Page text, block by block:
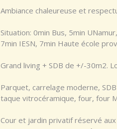
Ambiance chaleureuse et
Situation: 0min Bus, 5min
7min IESN, 7min Haute école
Grand living + SDB de +/-30m2.
Parquet, carrelage moderne,
taque vitrocéramique, four, four
Cour et jardin privatif réservé